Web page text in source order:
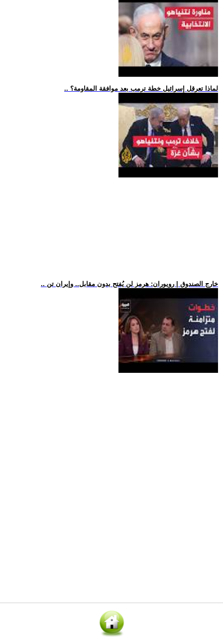
.. لماذا تعرقل إسرائيل خطة ترمب بعد موافقة المقاومة؟
.. خارج الصندوق | رويوران: هرمز لن يُفتح بدون مقابل.. وإيران تن